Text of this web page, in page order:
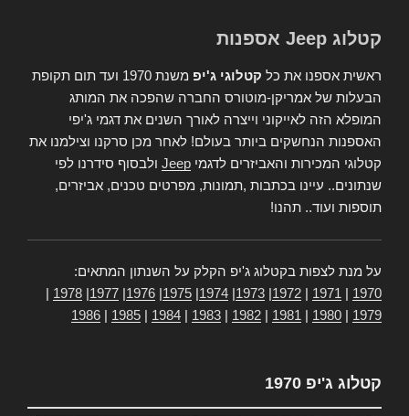
קטלוג Jeep אספנות
ראשית אספנו את כל קטלוגי ג'יפ
משנת 1970 ועד תום תקופת
הבעלות של אמריקן-מוטורס החברה שהפכה את המותג
המופלא הזה לאייקוני וייצרה לאורך השנים את דגמי ג'יפי
האספנות הנחשקים ביותר בעולם! לאחר מכן סרקנו וצילמנו את
קטלוגי המכירות והאביזרים לדגמי Jeep ולבסוף סידרנו לפי
שנתונים.. עיינו בכתבות ,תמונות, מפרטים טכנים, אביזרים,
תוספות ועוד.. תהנו!
על מנת לצפות בקטלוג ג'יפ הקלק על השנתון המתאים:
1970
1971
1972
1973
1974
1975
1976
1977
1978
1979
1980
1981
1982
1983
1984
1985
1986
קטלוג ג'יפ 1970